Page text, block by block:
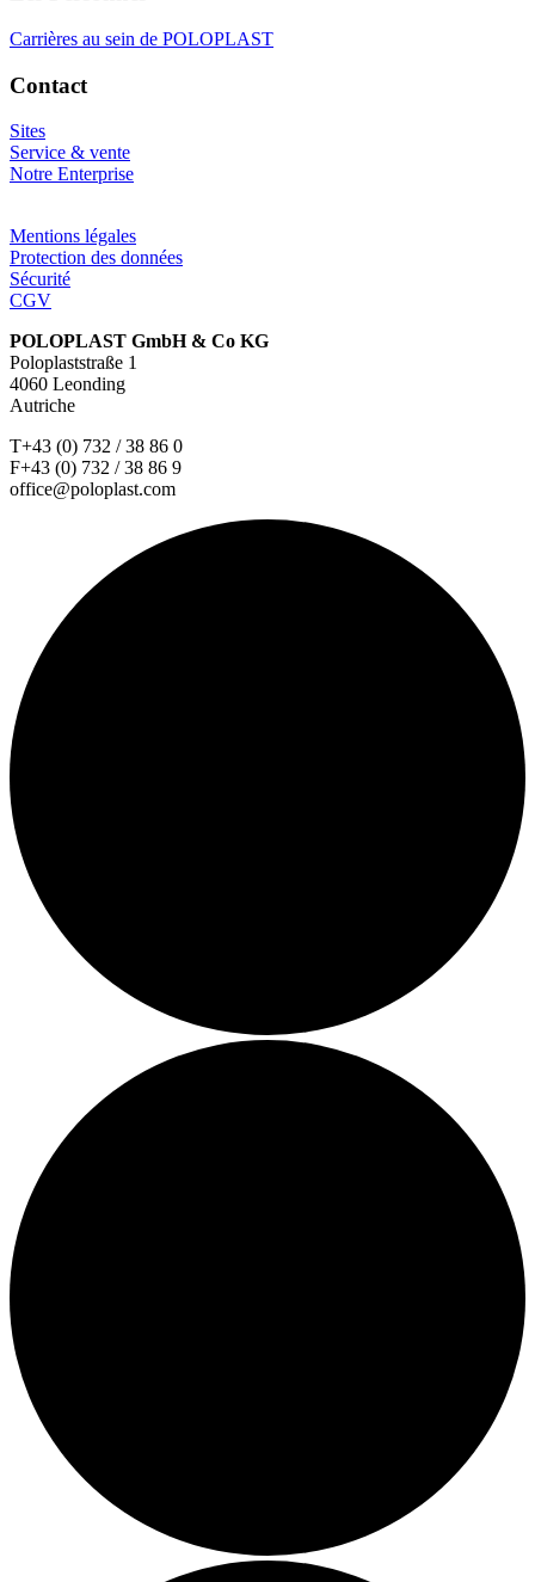
Carrières au sein de POLOPLAST
Contact
Sites
Service & vente
Notre Enterprise
Mentions légales
Protection des données
Sécurité
CGV
POLOPLAST GmbH & Co KG
Poloplaststraße 1
4060 Leonding
Autriche
T+43 (0) 732 / 38 86 0
F+43 (0) 732 / 38 86 9
office@poloplast.com